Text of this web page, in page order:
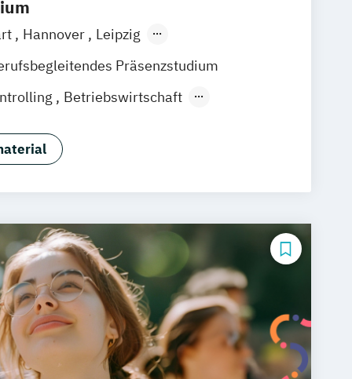
Hannover
Leipzig
Berlin Hamburg
Düsseldorf
Bonn
Präsenzstudium
Betriebswirtschaft
& Prozessmanagement